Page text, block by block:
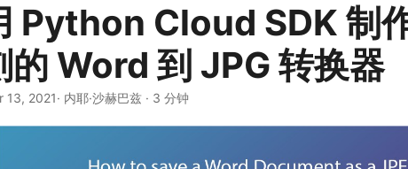
Python Cloud SDK 制
的 Word 到 JPG 转换器
13, 2021· 内耶·沙赫巴兹 · 3 分钟